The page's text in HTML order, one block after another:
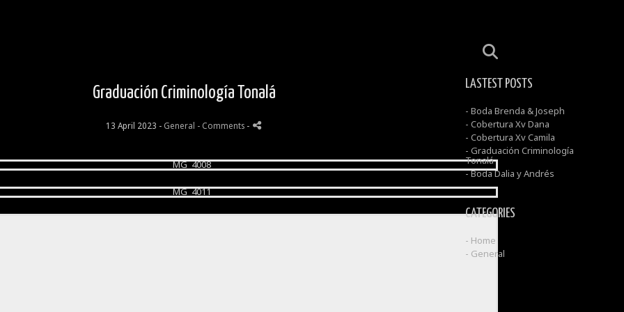
Graduación Criminología Tonalá
13 April 2023 - General - Comments -
LASTEST POSTS
- Boda Brenda & Joseph
- Cobertura Xv Dana
- Cobertura Xv Camila
- Graduación Criminología
Tonalá
- Boda Dalia y Andrés
CATEGORIES
- Home
- General